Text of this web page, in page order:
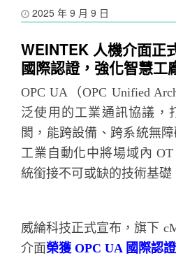
2025 年 9 月 9 日
WEINTEK 人機介面正
國際認證，強化智慧工
OPC UA（OPC Unified
泛使用的工業通訊協議，
閡，能跨設備、跨系統無
工業自動化中將場域內
統銜接不可或缺的技術基礎
威綸科技正式宣布，旗下
介面榮獲 OPC UA 國際認證